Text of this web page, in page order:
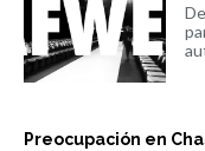
Preocupación en